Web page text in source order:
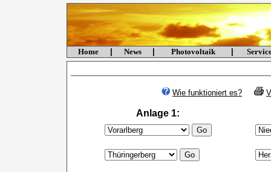
Home News Photovoltaik
Wie funktioniert es?
Anlage 1: